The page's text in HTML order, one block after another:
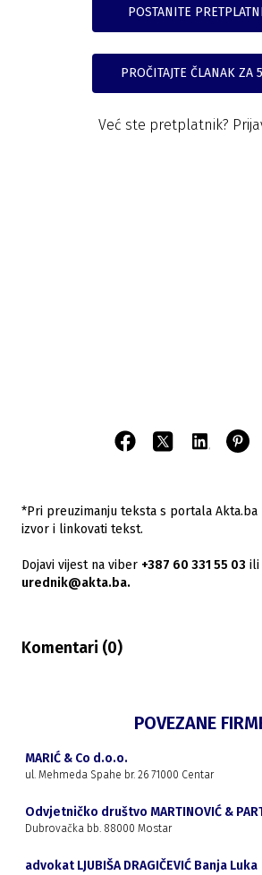
POSTANITE
PROČITAJTE ČLANAK ZA
Već ste pretplatnik?
*Pri preuzimanju teksta s portala
izvor i linkovati tekst.
Dojavi vijest na viber +387 60 331 55 03 ili
urednik@akta.ba.
Komentari (0)
POVEZANE
MARIĆ & Co d.o.o.
ul. Mehmeda Spahe br. 26 71000 Centar
Odvjetničko društvo MARTINOVIĆ &
Dubrovačka bb. 88000 Mostar
advokat LJUBIŠA DRAGIČEVIĆ Banja Luka